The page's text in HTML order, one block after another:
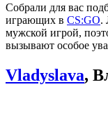
Собрали для вас
играющих в CS:GO.
мужской игрой,
вызывают особое
Vladyslava,